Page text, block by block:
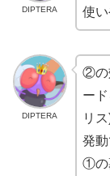
DIPTERA
使い
DIPTERA
②の
ー
リ
発
①の